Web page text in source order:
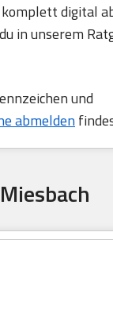
digital
in unserem
und
abmelden